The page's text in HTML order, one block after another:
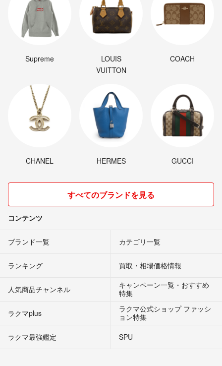
Supreme
LOUIS
VUITTON
COACH
CHANEL HERMES GUCCI
すべてのブランドを見る
コンテンツ
ブランド一覧 カテゴリ一覧
ランキング 買取・相場価格情報
人気商品チャンネル
キャンペーン一覧・おすすめ
特集
ラクマplus
ラクマ公式ショップ ファッシ
ョン特集
ラクマ最強鑑定
SPU